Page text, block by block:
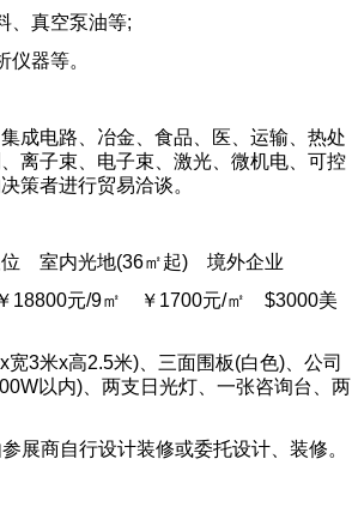
、真空泵油等;
器等。
成电路、冶金、食品、医、运输、热处
离子束、电子束、激光、微机电、可控
策者进行贸易洽谈。
室内光地(36㎡起) 境外企业
18800元/9㎡ ￥1700元/㎡ $3000美
3米x高2.5米)、三面围板(白色)、公司
以内)、两支日光灯、一张咨询台、两
展商自行设计装修或委托设计、装修。